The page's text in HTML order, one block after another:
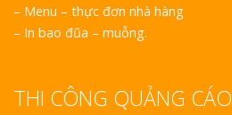
– Menu – thực đơn nhà hàng
– In bao đũa – muỗng.
THI CÔNG QUẢNG CÁO